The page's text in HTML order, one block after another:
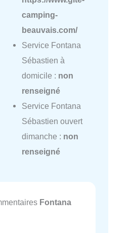
camping-
beauvais.com/
Service Fontana
Sébastien à
domicile : non
renseigné
Service Fontana
Sébastien ouvert
dimanche : non
renseigné
Fontana